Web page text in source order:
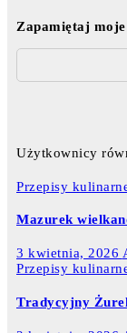
Zapamiętaj
Użytkownicy
Przepisy
Mazurek
3 kwietnia, 2026
Przepisy
Tradycyjny